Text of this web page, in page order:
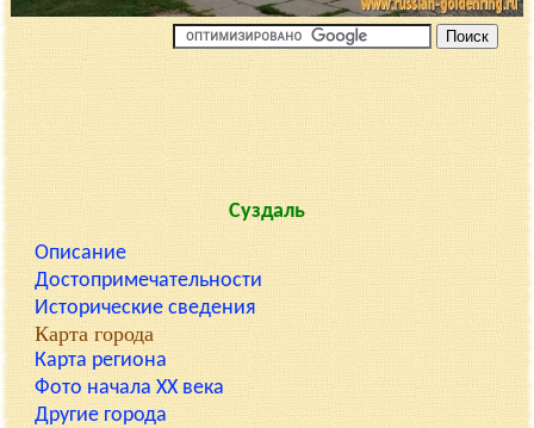
Суздаль
Описание
Достопримечательности
Исторические сведения
Карта города
Карта региона
Фото начала XX века
Другие города